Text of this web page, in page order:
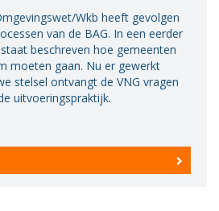
Wkb heeft gevolgen
van de BAG. In een eerder
beschreven hoe gemeenten
moeten gaan. Nu er gewerkt
stelsel ontvangt de VNG vragen
uitvoeringspraktijk.